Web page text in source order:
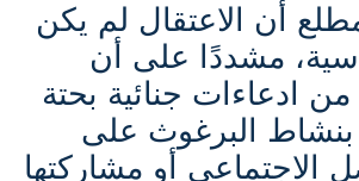
أن الاعتقال لم يكن
مشددًا على أن
من ادعاءات جنائية بحتة
بنشاط البرغوث على
الاجتماعي أو مشاركتها